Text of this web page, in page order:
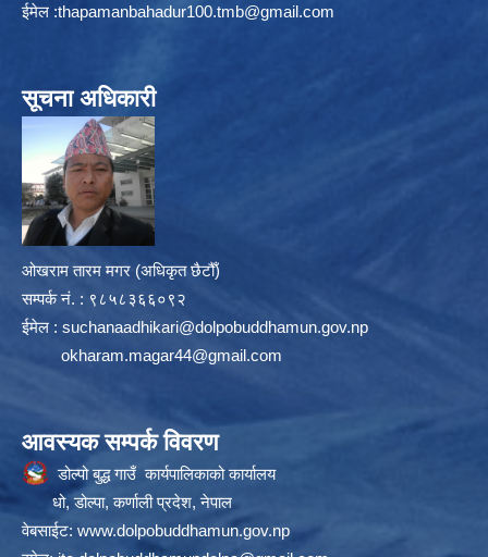
ईमेल :thapamanbahadur100.tmb@gmail.com
सूचना अधिकारी
ओखराम तारम मगर (अधिकृत छैटौँ)
सम्पर्क न‌ं. : ९८५८३६६०९२
ईमेल : suchanaadhikari@dolpobuddhamun.gov.np
okharam.magar44@gmail.com
आवस्यक सम्पर्क विवरण
डोल्पो बुद्ध गाउँ कार्यपालिकाको कार्यालय
धो, डोल्पा, कर्णाली प्रदेश, नेपाल
वेबसाईट: www.dolpobuddhamun.gov.np